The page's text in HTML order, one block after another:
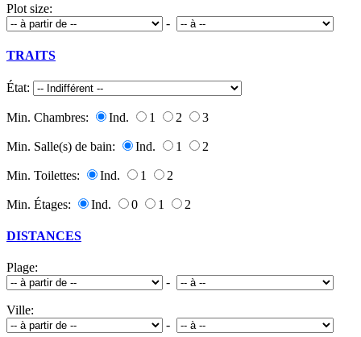
Plot size:
-
TRAITS
État:
Min. Chambres: Ind. 1 2 3
Min. Salle(s) de bain: Ind. 1 2
Min. Toilettes: Ind. 1 2
Min. Étages: Ind. 0 1 2
DISTANCES
Plage:
-
Ville:
-